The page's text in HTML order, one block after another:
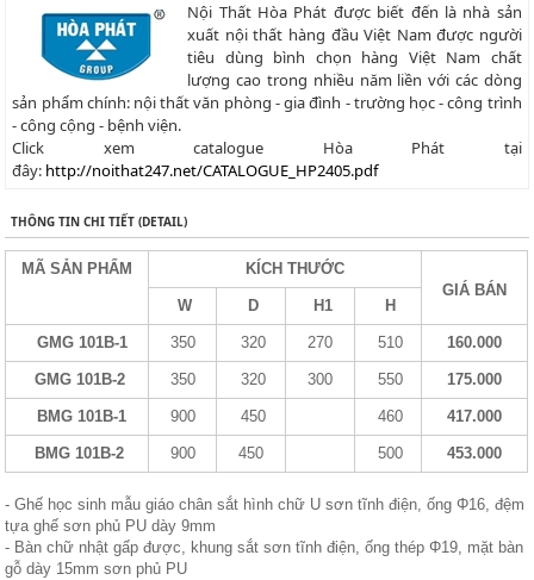
Nội Thất Hòa Phát được biết đến là nhà sản
xuất nội thất hàng đầu Việt Nam được người
tiêu dùng bình chọn hàng Việt Nam chất
lượng cao trong nhiều năm liền với các dòng
sản phẩm chính: nội thất văn phòng - gia đình - trường học - công trình
- công cộng - bệnh viện.
Click xem catalogue Hòa Phát tại
đây: http://noithat247.net/CATALOGUE_HP2405.pdf
THÔNG TIN CHI TIẾT (DETAIL)
MÃ SẢN PHẨM
KÍCH THƯỚC
GIÁ BÁN
W
D H1 H
GMG 101B-1 350 320 270 510 160.000
GMG 101B-2 350 320 300 550 175.000
BMG 101B-1 900 450 460 417.000
BMG 101B-2 900 450 500 453.000
- Ghế học sinh mẫu giáo chân sắt hình chữ U sơn tĩnh điện, ống Φ16, đệm
tựa ghế sơn phủ PU dày 9mm
- Bàn chữ nhật gấp được, khung sắt sơn tĩnh điện, ống thép Φ19, mặt bàn
gỗ dày 15mm sơn phủ PU